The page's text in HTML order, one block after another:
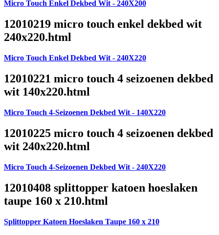
Micro Touch Enkel Dekbed Wit - 240X200
12010219 micro touch enkel dekbed wit
240x220.html
Micro Touch Enkel Dekbed Wit - 240X220
12010221 micro touch 4 seizoenen dekbed
wit 140x220.html
Micro Touch 4-Seizoenen Dekbed Wit - 140X220
12010225 micro touch 4 seizoenen dekbed
wit 240x220.html
Micro Touch 4-Seizoenen Dekbed Wit - 240X220
12010408 splittopper katoen hoeslaken
taupe 160 x 210.html
Splittopper Katoen Hoeslaken Taupe 160 x 210